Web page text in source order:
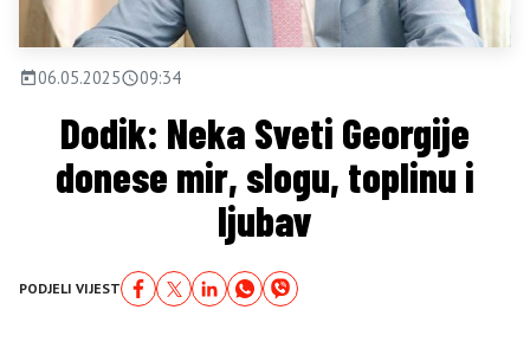
06.05.2025 09:34
Dodik: Neka Sveti Georgije
donese mir, slogu, toplinu i
ljubav
PODJELI VIJEST